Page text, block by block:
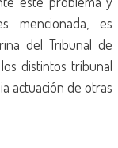
mencionada, es
del Tribunal de
distintos tribunal
actuación de otras